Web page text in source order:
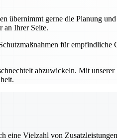
übernimmt gerne die Planung
an Ihrer Seite.
für empfindliche
abzuwickeln. Mit
eine Vielzahl von